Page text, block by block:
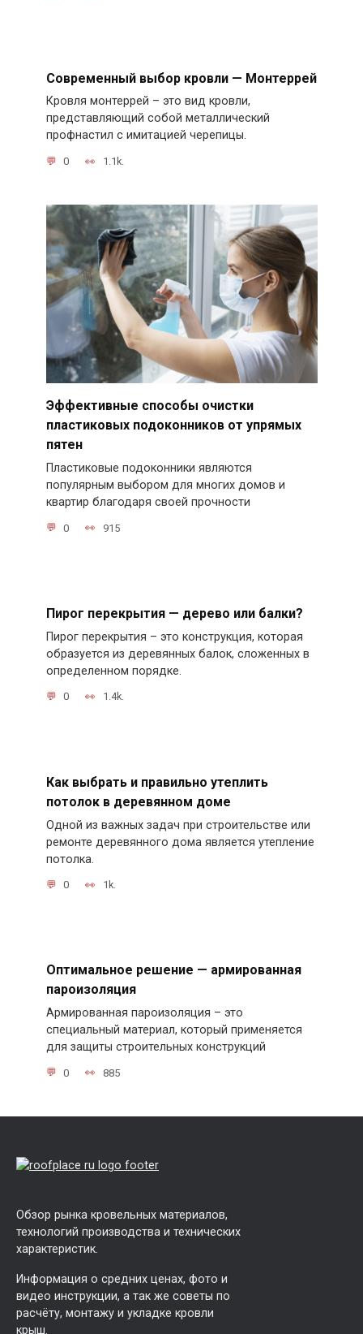
Современный выбор кровли — Монтеррей
Кровля монтеррей – это вид кровли,
представляющий собой металлический
профнастил с имитацией черепицы.
0 1.1k.
Эффективные способы очистки
пластиковых подоконников от упрямых
пятен
Пластиковые подоконники являются
популярным выбором для многих домов и
квартир благодаря своей прочности
0 915
Пирог перекрытия — дерево или балки?
Пирог перекрытия – это конструкция, которая
образуется из деревянных балок, сложенных в
определенном порядке.
0 1.4k.
Как выбрать и правильно утеплить
потолок в деревянном доме
Одной из важных задач при строительстве или
ремонте деревянного дома является утепление
потолка.
0 1k.
Оптимальное решение — армированная
пароизоляция
Армированная пароизоляция – это
специальный материал, который применяется
для защиты строительных конструкций
0 885
Обзор рынка кровельных материалов,
технологий производства и технических
характеристик.
Информация о средних ценах, фото и
видео инструкции, а так же советы по
расчёту, монтажу и укладке кровли
крыш.